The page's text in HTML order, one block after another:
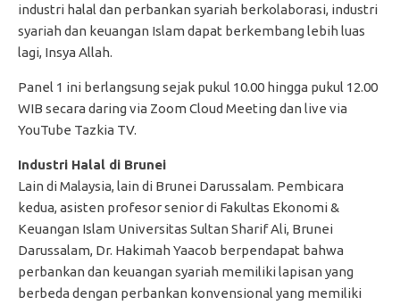
industri halal dan perbankan syariah berkolaborasi, industri
syariah dan keuangan Islam dapat berkembang lebih luas
lagi, Insya Allah.
Panel 1 ini berlangsung sejak pukul 10.00 hingga pukul 12.00
WIB secara daring via Zoom Cloud Meeting dan live via
YouTube Tazkia TV.
Industri Halal di Brunei
Lain di Malaysia, lain di Brunei Darussalam. Pembicara
kedua, asisten profesor senior di Fakultas Ekonomi &
Keuangan Islam Universitas Sultan Sharif Ali, Brunei
Darussalam, Dr. Hakimah Yaacob berpendapat bahwa
perbankan dan keuangan syariah memiliki lapisan yang
berbeda dengan perbankan konvensional yang memiliki